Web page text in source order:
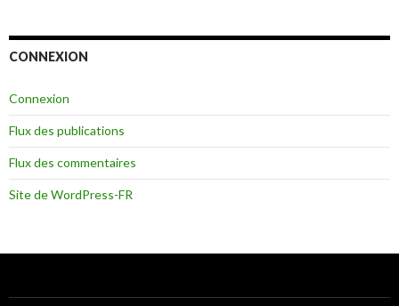
CONNEXION
Connexion
Flux des publications
Flux des commentaires
Site de WordPress-FR